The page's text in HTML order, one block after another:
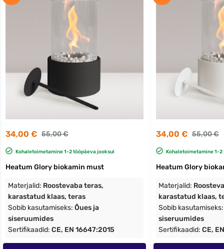
34,00 € 55,00 €
Kohaletoimetamine 1-2 tööpäeva jooksul
Heatum Glory biokamin must
Materjalid: Roostevaba teras,
karastatud klaas, teras
Sobib kasutamiseks: Õues ja
siseruumides
Sertifikaadid: CE, EN 16647:2015
34,00 € 55,00 €
Kohaletoimetamine 1-
Heatum Glory
Materjalid:
karastatud klaas,
Sobib
siseruumides
Sertifikaadid: CE,